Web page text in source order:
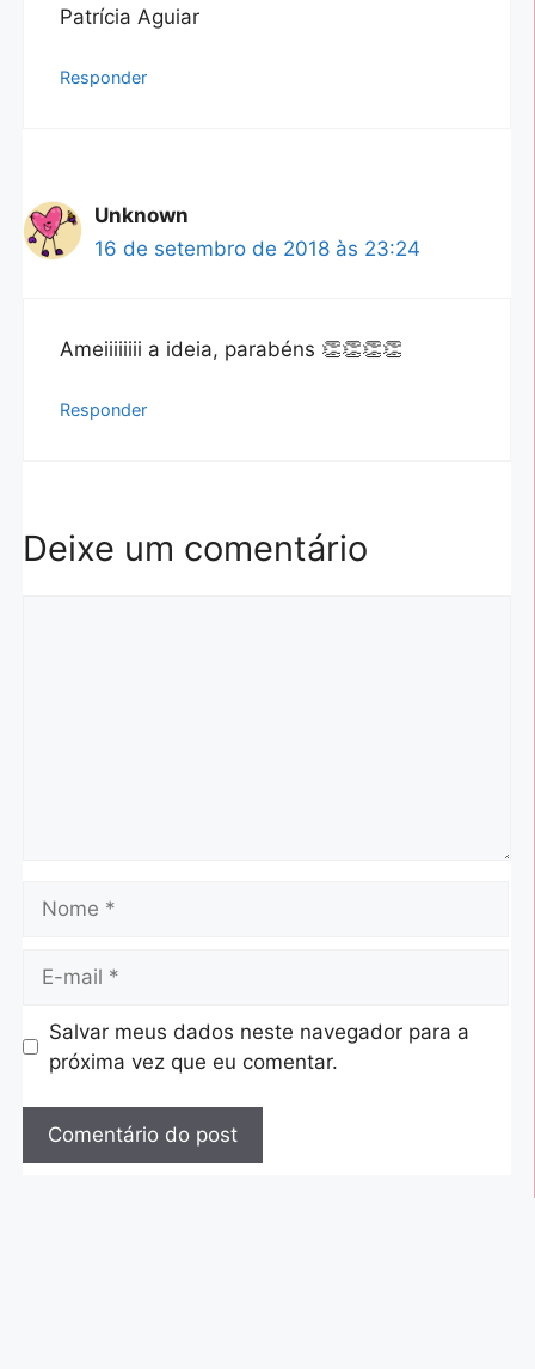
Patrícia Aguiar
Responder
Unknown
16 de setembro de 2018 às 23:24
Ameiiiiiiii a ideia, parabéns 👏👏👏👏
Responder
Deixe um comentário
Salvar meus dados neste navegador para a
próxima vez que eu comentar.